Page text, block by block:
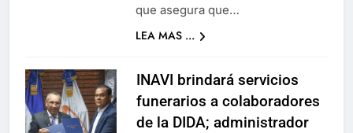
que asegura que…
LEA MAS ...
INAVI brindará servicios
funerarios a colaboradores
de la DIDA; administrador